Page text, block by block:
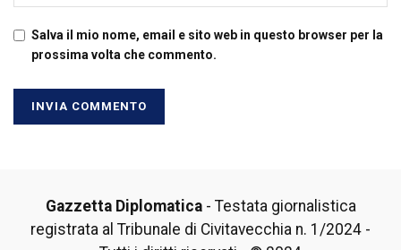
Salva il mio nome, email e sito web in questo browser per la
prossima volta che commento.
Gazzetta Diplomatica- Testata giornalistica
registrata al Tribunale di Civitavecchia n. 1/2024 -